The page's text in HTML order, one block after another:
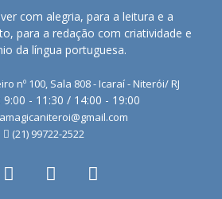
com alegria, para a leitura e a
para a redação com criatividade e
da língua portuguesa.
nº 100, Sala 808 - Icaraí - Niterói/ RJ
9:00 - 11:30 / 14:00 - 19:00
(21) 99722-2522